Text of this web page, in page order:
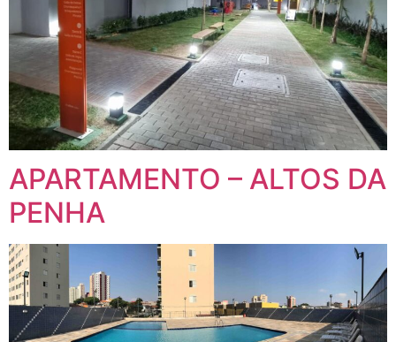
APARTAMENTO – ALTOS DA
PENHA